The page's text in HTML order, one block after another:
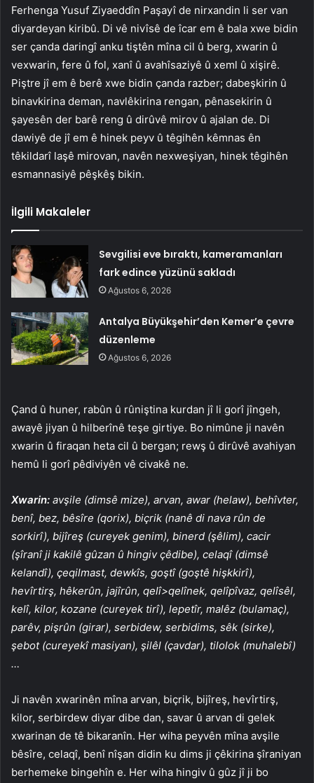
Ferhenga Yusuf Ziyaeddîn Paşayî de nirxandin li ser van
diyardeyan kiribû. Di vê nivîsê de îcar em ê bala xwe bidin
ser çanda daringî anku tiştên mîna cil û berg, xwarin û
vexwarin, fere û fol, xanî û avahîsaziyê û xeml û xişirê.
Piştre jî em ê berê xwe bidin çanda razber; dabeşkirin û
binavkirina deman, navlêkirina rengan, pênasekirin û
şayesên der barê reng û dirûvê mirov û ajalan de. Di
dawiyê de jî em ê hinek peyv û têgihên kêmnas ên
têkildarî laşê mirovan, navên nexweşiyan, hinek têgihên
esmannasiyê pêşkêş bikin.
İlgili Makaleler
Sevgilisi eve bıraktı, kameramanları
fark edince yüzünü sakladı
Ağustos 6, 2026
Antalya Büyükşehir’den Kemer’e çevre
düzenleme
Ağustos 6, 2026
Çand û huner, rabûn û rûniştina kurdan jî li gorî jîngeh,
awayê jiyan û hilberînê teşe girtiye. Bo nimûne ji navên
xwarin û firaqan heta cil û bergan; rewş û dirûvê avahiyan
hemû li gorî pêdiviyên vê civakê ne.
Xwarin: avşile (dimsê mize), arvan, awar (helaw), behîvter,
benî, bez, bêsîre (qorix), biçrik (nanê di nava rûn de
sorkirî), bijîreş (cureyek genim), binerd (şêlim), cacir
(şîranî ji kakilê gûzan û hingiv çêdibe), celaqî (dimsê
kelandî), çeqilmast, dewkîs, goştî (goştê hişkkirî),
hevîrtirş, hêkerûn, jajîrûn, qelî>qelînek, qelîpîvaz, qelîsêl,
kelî, kilor, kozane (cureyek tirî), lepetîr, malêz (bulamaç),
parêv, pişrûn (girar), serbidew, serbidims, sêk (sirke),
şebot (cureyekî masiyan), şilêl (çavdar), tilolok (muhalebî)
…
Ji navên xwarinên mîna arvan, biçrik, bijîreş, hevîrtirş,
kilor, serbirdew diyar dibe dan, savar û arvan di gelek
xwarinan de tê bikaranîn. Her wiha peyvên mîna avşile
bêsîre, celaqî, benî nîşan didin ku dims ji çêkirina şîraniyan
berhemeke bingehîn e. Her wiha hingiv û gûz jî ji bo